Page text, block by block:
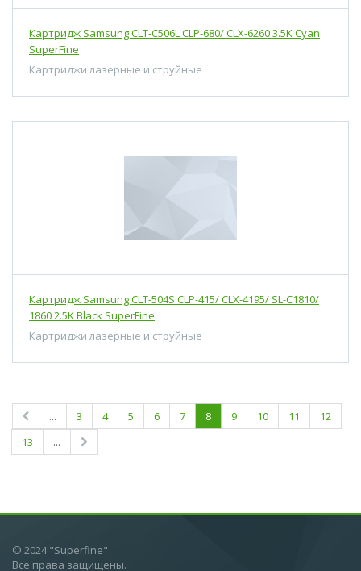
Картридж Samsung CLT-C506L CLP-680/ CLX-6260 3.5K Cyan
SuperFine
Картриджи лазерные и струйные
Картридж Samsung CLT-504S CLP-415/ CLX-4195/ SL-C1810/
1860 2.5K Black SuperFine
Картриджи лазерные и струйные
... 3 4 5 6 7 8 9 10 11
12
13
...
© 2024 "Superfine"
Все права защищены.